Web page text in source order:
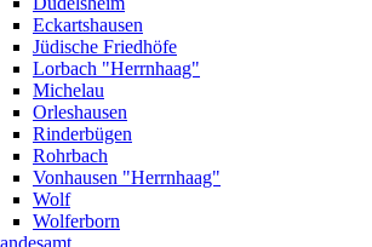
Eckartshausen
Jüdische Friedhöfe
Lorbach "Herrnhaag"
Michelau
Orleshausen
Rinderbügen
Rohrbach
Vonhausen "Herrnhaag"
Wolf
Wolferborn